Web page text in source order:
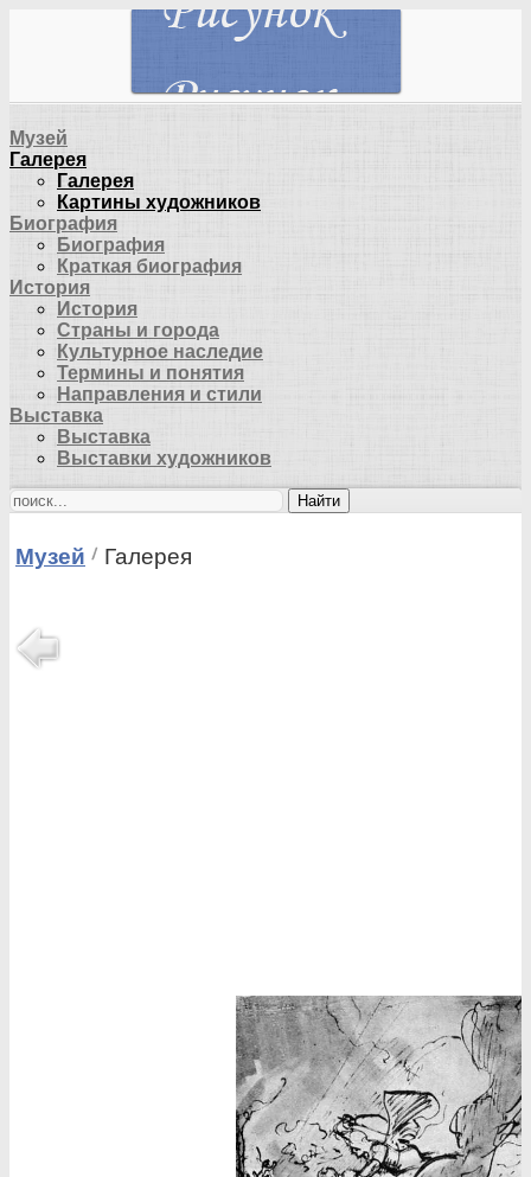
Музей
Галерея
Галерея
Картины художников
Биография
Биография
Краткая биография
История
История
Страны и города
Культурное наследие
Термины и понятия
Направления и стили
Выставка
Выставка
Выставки художников
Найти
Музей Галерея